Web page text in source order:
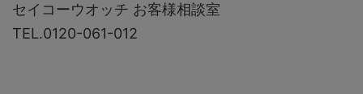
セイコーウオッチ お客様相談室
TEL.0120-061-012